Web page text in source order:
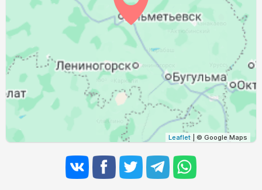
02:30 04:33 11:31 15:17 18:28 20:21
02:33 04:35 11:31 20:18
Leaflet | © Google Maps